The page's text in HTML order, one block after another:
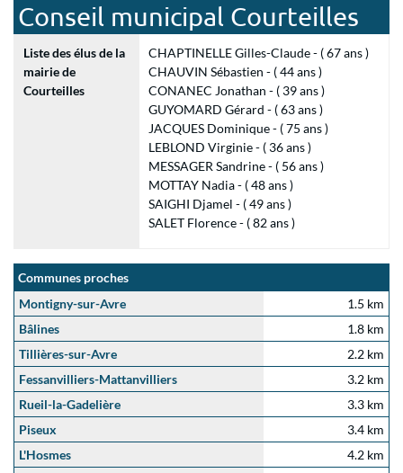
Conseil municipal Courteilles
Liste des élus de la
mairie de
Courteilles
CHAPTINELLE Gilles-Claude - ( 67 ans )
CHAUVIN Sébastien - ( 44 ans )
CONANEC Jonathan - ( 39 ans )
GUYOMARD Gérard - ( 63 ans )
JACQUES Dominique - ( 75 ans )
LEBLOND Virginie - ( 36 ans )
MESSAGER Sandrine - ( 56 ans )
MOTTAY Nadia - ( 48 ans )
SAIGHI Djamel - ( 49 ans )
SALET Florence - ( 82 ans )
Communes proches
Montigny-sur-Avre
1.5 km
Bâlines
1.8 km
Tillières-sur-Avre
2.2 km
Fessanvilliers-Mattanvilliers
3.2 km
Rueil-la-Gadelière
3.3 km
Piseux
3.4 km
L'Hosmes
4.2 km